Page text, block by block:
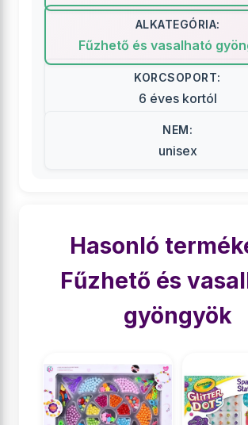
ALKATEGÓRIA:
Fűzhető és vasalható
KORCSOPORT:
6 éves kortól
NEM:
unisex
Hasonló
Fűzhető és
gyöngyök